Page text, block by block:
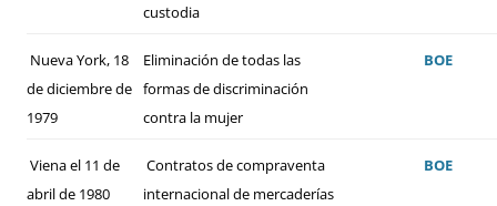
custodia
Nueva York, 18
de diciembre de
1979
Eliminación de todas las
formas de discriminación
contra la mujer
BOE
Viena el 11 de
abril de 1980
Contratos de compraventa
internacional de mercaderías
BOE